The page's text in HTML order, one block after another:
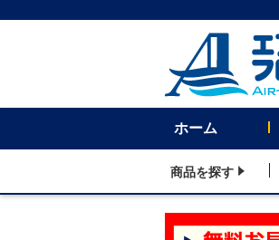
ホーム
商品を探す